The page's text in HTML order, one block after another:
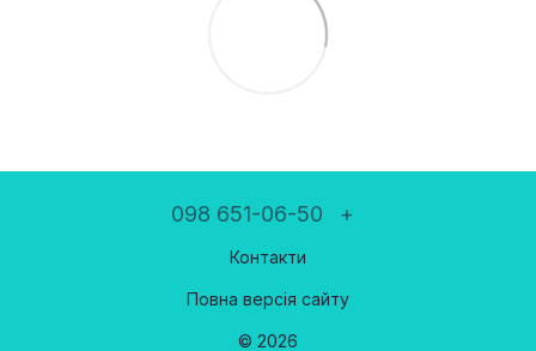
098 651-06-50 +
Контакти
Повна версія сайту
© 2026